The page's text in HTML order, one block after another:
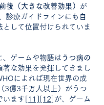
後（大きな改善効果）
が
診療ガイドラインにも 自
として位置付けられていま
、ゲームや物語は うつ病の
著な効果を発揮してきまし
によれば現在世界の成
3億3千万人以上）がうつ
います [11] [12] が、ゲーム